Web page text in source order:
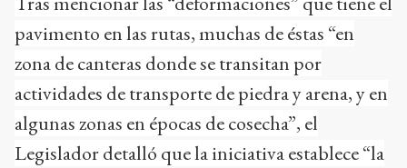
pavimento en las rutas, muchas de éstas “en
zona de canteras donde se transitan por
actividades de transporte de piedra y arena, y en
algunas zonas en épocas de cosecha”, el
Legislador detalló que la iniciativa establece “la